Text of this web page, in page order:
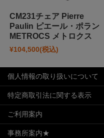
CM231チェア Pierre
Paulin ピエール・ポラン
METROCS メトロクス
¥104,500(税込)
個人情報の取り扱いについて
特定商取引法に関する表示
ご利用案内
事務所案内★